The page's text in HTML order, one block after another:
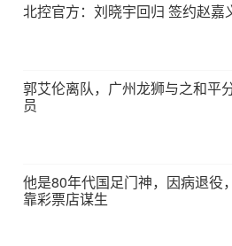
北控官方：刘晓宇回归 签约赵嘉
郭艾伦离队，广州龙狮与之和平
员
他是80年代国足门神，因病退役
靠彩票店谋生